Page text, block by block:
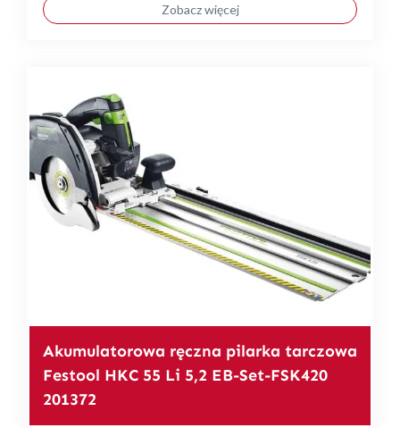
Zobacz więcej
Akumulatorowa ręczna pilarka tarczowa
Festool HKC 55 Li 5,2 EB-Set-FSK420
201372